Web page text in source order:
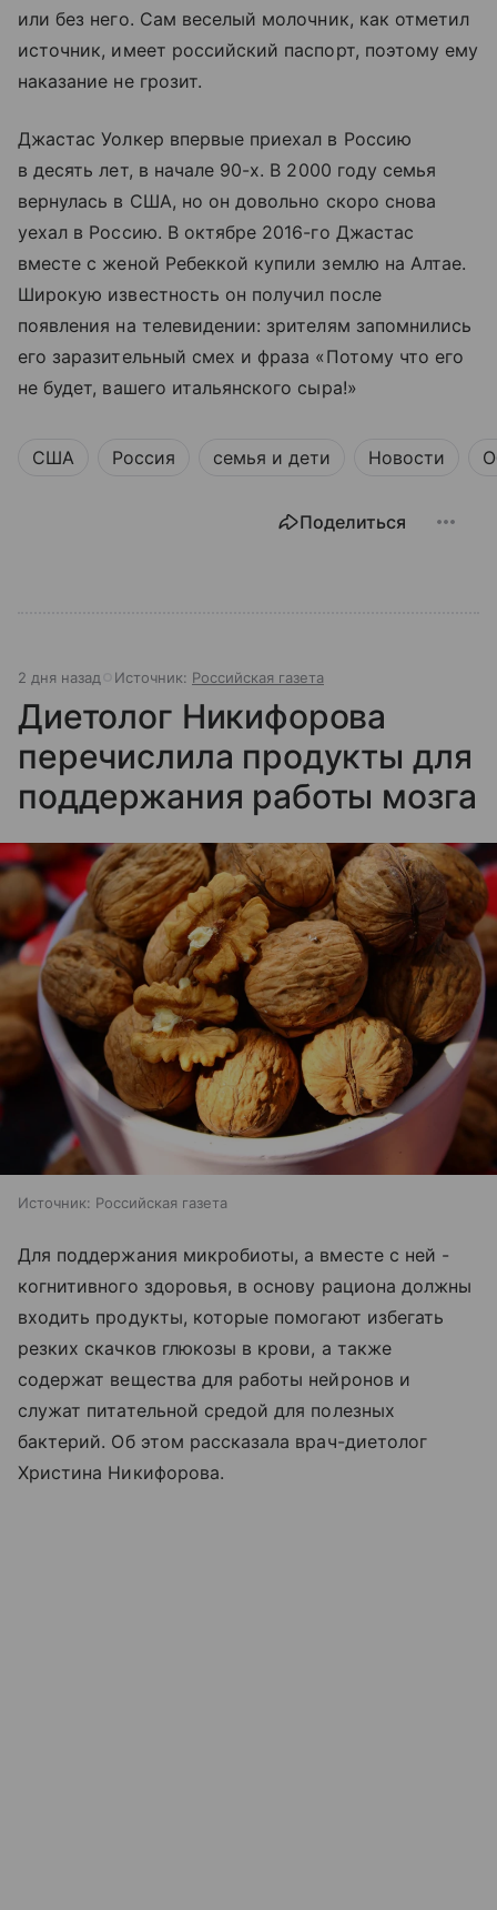
или без него. Сам веселый молочник, как отметил
источник, имеет российский паспорт, поэтому ему
наказание не грозит.
Джастас Уолкер впервые приехал в Россию
в десять лет, в начале 90-х. В 2000 году семья
вернулась в США, но он довольно скоро снова
уехал в Россию. В октябре 2016-го Джастас
вместе с женой Ребеккой купили землю на Алтае.
Широкую известность он получил после
появления на телевидении: зрителям запомнились
его заразительный смех и фраза «Потому что его
не будет, вашего итальянского сыра!»
США Россия семья и дети Новости
Поделиться
2 дня назад Источник: Российская газета
Диетолог Никифорова
перечислила продукты для
поддержания работы мозга
Источник: Российская газета
Для поддержания микробиоты, а вместе с ней -
когнитивного здоровья, в основу рациона должны
входить продукты, которые помогают избегать
резких скачков глюкозы в крови, а также
содержат вещества для работы нейронов и
служат питательной средой для полезных
бактерий. Об этом рассказала врач-диетолог
Христина Никифорова.